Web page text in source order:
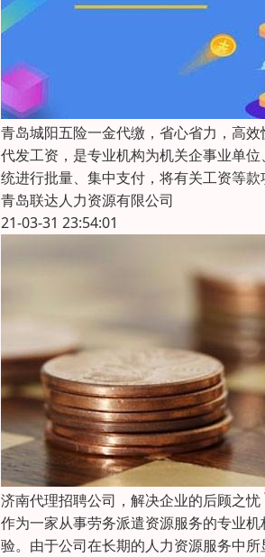
青岛城阳五险一金代缴，省心省力，高效
代发工资，是专业机构为机关企事业单
统进行批量、集中支付，将有关工资等
青岛联达人力资源有限公司
21-03-31 23:54:01
济南代理招聘公司，解决企业的后顾之忧
作为一家从事劳务派遣资源服务的专业
验。由于公司在长期的人力资源服务中